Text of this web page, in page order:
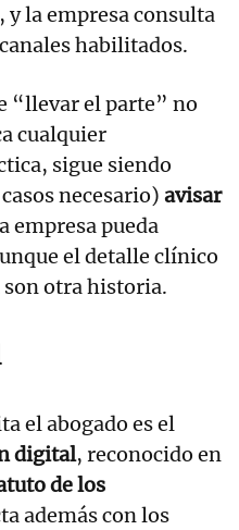
, y la empresa consulta
habilitados.
“llevar el parte” no
cualquier
sigue siendo
necesario) avisar
empresa pueda
el detalle clínico
otra historia.
el abogado es el
digital, reconocido en
de los
además con los